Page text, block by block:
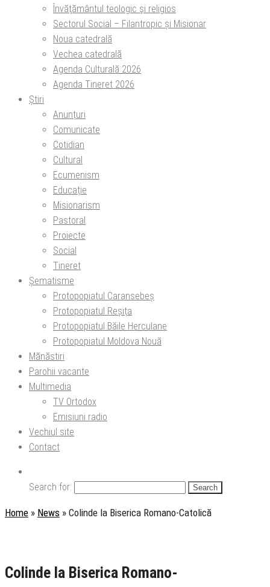
Învăţământul teologic şi religios
Sectorul Social – Filantropic și Misionar
Noua catedrală
Vechea catedrală
Agenda Culturală 2026
Agenda Tineret 2026
Știri
Anunțuri
Comunicate
Cotidian
Cultural
Ecumenism
Educație
Misionarism
Pastoral
Proiecte
Social
Tineret
Șematisme
Protopopiatul Caransebeș
Protopopiatul Reșița
Protopopiatul Băile Herculane
Protopopiatul Moldova Nouă
Mănăstiri
Parohii vacante
Multimedia
TV Ortodox
Emisiuni radio
Vechiul site
Contact
Search for:
Home » News » Colinde la Biserica Romano-Catolică
Colinde la Biserica Romano-